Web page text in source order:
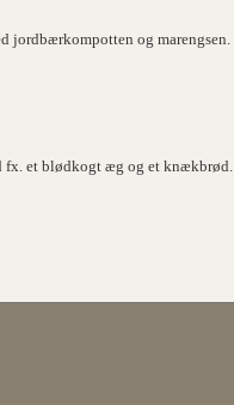
jordbærkompotten og marengsen.
fx. et blødkogt æg og et knækbrød.